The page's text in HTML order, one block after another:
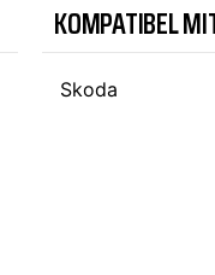
KOMPATIBEL
Skoda